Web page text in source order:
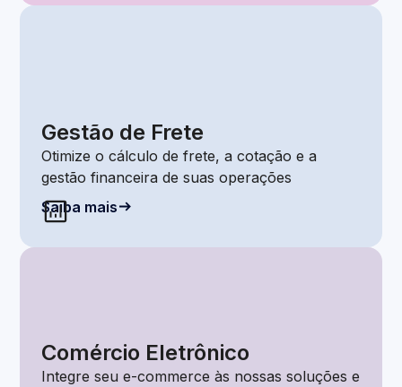
Gestão de Frete
Otimize o cálculo de frete, a cotação e a
gestão financeira de suas operações
Saiba mais
Comércio Eletrônico
Integre seu e-commerce às nossas soluções e